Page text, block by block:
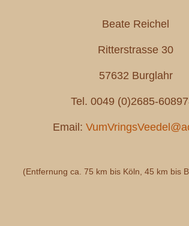
Beate Reichel
Ritterstrasse 30
57632 Burglahr
Tel. 0049 (0)2685-
Email:
(Entfernung ca. 75 km bis Köln, 45 km bis